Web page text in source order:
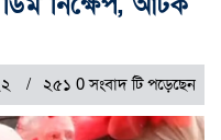
২৫১ 0 সংবাদ টি পড়েছেন